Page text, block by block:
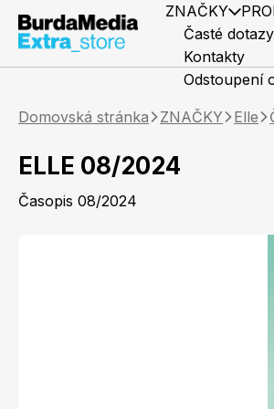
ZNAČKY
Časté dotazy
Kontakty
Odstoupení
Domovská stránka ZNAČKY Elle
ELLE 08/2024
Časopis 08/2024